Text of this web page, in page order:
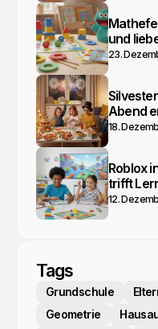
und
23.
Abend
18.
Roblox
trifft
12.
Tags
Grundschule
Geometrie